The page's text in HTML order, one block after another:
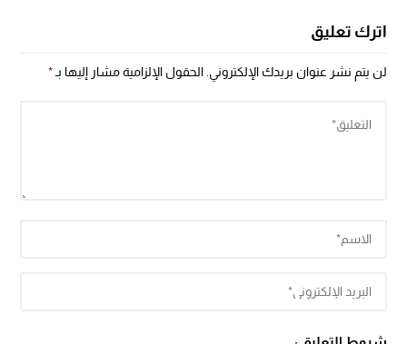
اترك تعليق
لن يتم نشر عنوان بريدك الإلكتروني. الحقول الإلزامية مشار إليها بـ*